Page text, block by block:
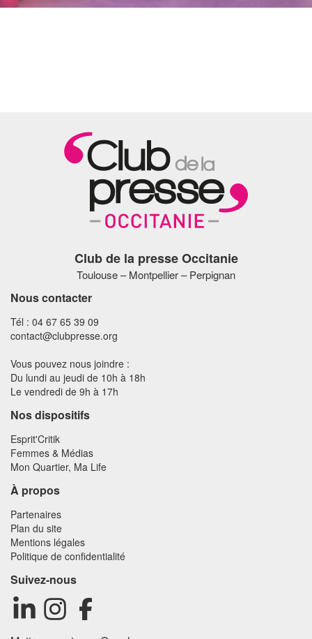
Club de la presse Occitanie
Toulouse – Montpellier – Perpignan
Nous contacter
Tél : 04 67 65 39 09
contact@clubpresse.org
Vous pouvez nous joindre :
Du lundi au jeudi de 10h à 18h
Le vendredi de 9h à 17h
Nos dispositifs
Esprit'Critik
Femmes & Médias
Mon Quartier, Ma Life
À propos
Partenaires
Plan du site
Mentions légales
Politique de confidentialité
Suivez-nous